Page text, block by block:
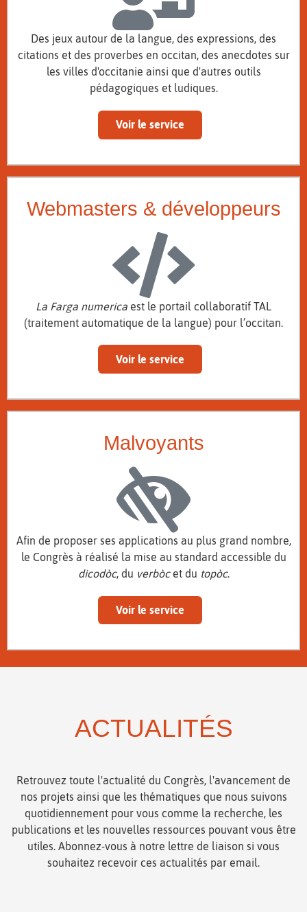
Des jeux autour de la langue, des expressions, des
citations et des proverbes en occitan, des anecdotes sur
les villes d'occitanie ainsi que d'autres outils
pédagogiques et ludiques.
Voir le service
Webmasters & développeurs
La Farga numerica est le portail collaboratif TAL
(traitement automatique de la langue) pour l’occitan.
Voir le service
Malvoyants
Afin de proposer ses applications au plus grand nombre,
le Congrès à réalisé la mise au standard accessible du
dicodòc, du verbòcet du topòc.
Voir le service
ACTUALITÉS
Retrouvez toute l'actualité du Congrès, l'avancement de
nos projets ainsi que les thématiques que nous suivons
quotidiennement pour vous comme la recherche, les
publications et les nouvelles ressources pouvant vous être
utiles. Abonnez-vous à notre lettre de liaison si vous
souhaitez recevoir ces actualités par email.